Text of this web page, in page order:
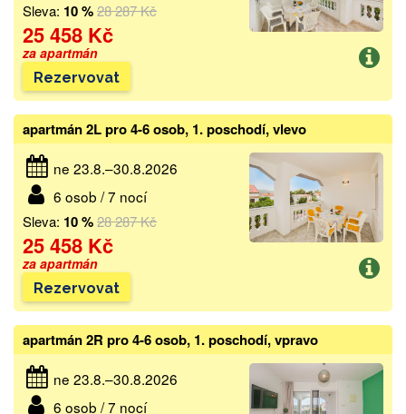
Sleva: 10 %28 287 Kč
25 458 Kč
za apartmán
Rezervovat
apartmán 2L pro 4-6 osob, 1. poschodí, vlevo
ne 23.8.–30.8.2026
6 osob / 7 nocí
Sleva: 10 %28 287 Kč
25 458 Kč
za apartmán
Rezervovat
apartmán 2R pro 4-6 osob, 1. poschodí, vpravo
ne 23.8.–30.8.2026
6 osob / 7 nocí